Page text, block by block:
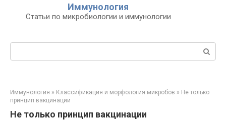
Иммунология
Статьи по микробиологии и иммунологии
Поиск:
Иммунология » Классификация и морфология микробов » Не только
принцип вакцинации
Не только принцип вакцинации